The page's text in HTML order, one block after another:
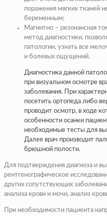
поражения мягких тканей
беременным;
Магнитно – резонансная
метод диагностики,
патологии, узнать все
и болевых ощущений.
Диагностика данной
при визуальном осмотре
заболевания. При
посетить ортопеда либо
проводит осмотр, в ходе
особенности осанки
необходимые тесты для
Далее врач производит
брюшной полости.
Для подтверждения диагноза и
рентгенографическое
других сопутствующих
анализа крови и мочи, анализ
При необходимости пациента